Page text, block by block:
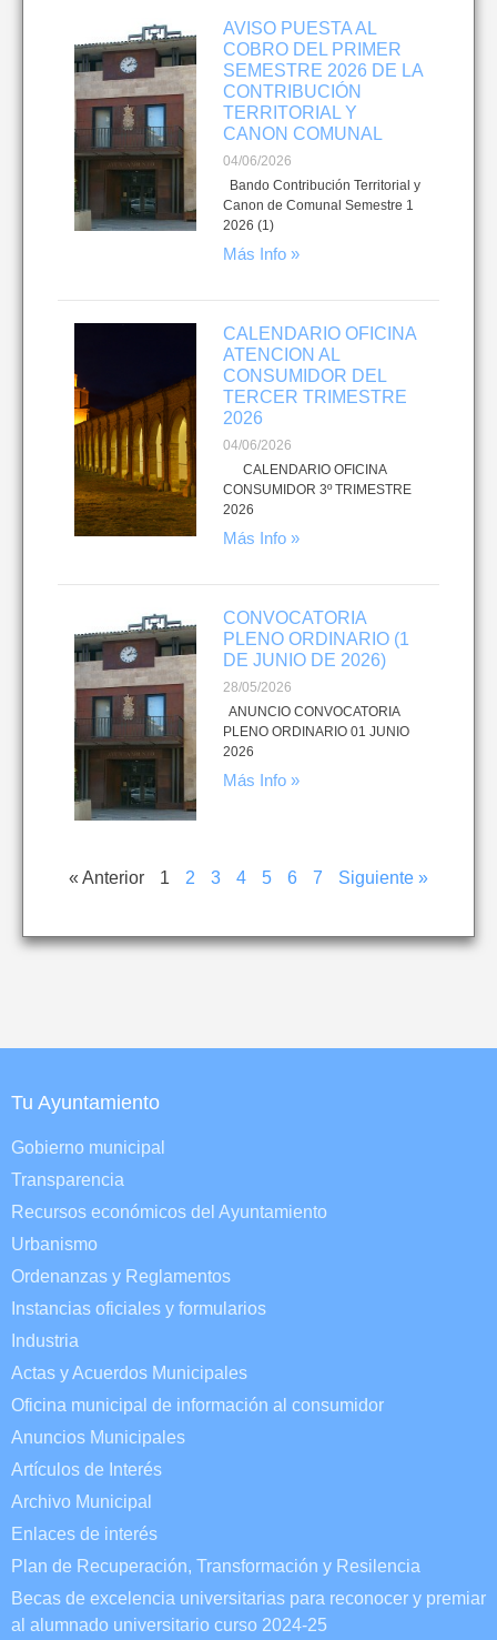
AVISO PUESTA AL
COBRO DEL PRIMER
SEMESTRE 2026 DE LA
CONTRIBUCIÓN
TERRITORIAL Y
CANON COMUNAL
04/06/2026
Bando Contribución Territorial y
Canon de Comunal Semestre 1
2026 (1)
Más Info »
CALENDARIO OFICINA
ATENCION AL
CONSUMIDOR DEL
TERCER TRIMESTRE
2026
04/06/2026
CALENDARIO OFICINA
CONSUMIDOR 3º TRIMESTRE
2026
Más Info »
CONVOCATORIA
PLENO ORDINARIO (1
DE JUNIO DE 2026)
28/05/2026
ANUNCIO CONVOCATORIA
PLENO ORDINARIO 01 JUNIO
2026
Más Info »
« Anterior 1 2 3 4 5 6 7 Siguiente »
Tu Ayuntamiento
Gobierno municipal
Transparencia
Recursos económicos del Ayuntamiento
Urbanismo
Ordenanzas y Reglamentos
Instancias oficiales y formularios
Industria
Actas y Acuerdos Municipales
Oficina municipal de información al consumidor
Anuncios Municipales
Artículos de Interés
Archivo Municipal
Enlaces de interés
Plan de Recuperación, Transformación y Resilencia
Becas de excelencia universitarias para reconocer y premiar
al alumnado universitario curso 2024-25